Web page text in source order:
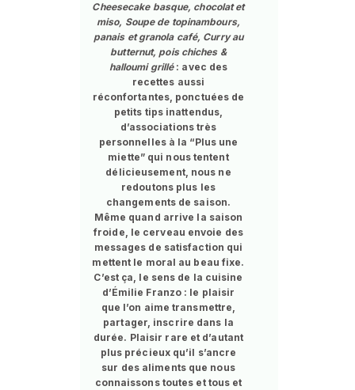
Cheesecake basque, chocolat et
miso, Soupe de topinambours,
panais et granola café, Curry au
butternut, pois chiches &
halloumi grillé: avec des
recettes aussi
réconfortantes, ponctuées de
petits tips inattendus,
d’associations très
personnelles à la “Plus une
miette” qui nous tentent
délicieusement, nous ne
redoutons plus les
changements de saison.
Même quand arrive la saison
froide, le cerveau envoie des
messages de satisfaction qui
mettent le moral au beau fixe.
C’est ça, le sens de la cuisine
d’Émilie Franzo : le plaisir
que l’on aime transmettre,
partager, inscrire dans la
durée. Plaisir rare et d’autant
plus précieux qu’il s’ancre
sur des aliments que nous
connaissons toutes et tous et